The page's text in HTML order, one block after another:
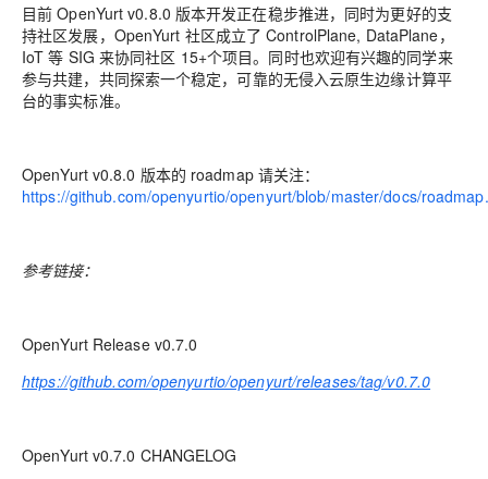
目前 OpenYurt v0.8.0 版本开发正在稳步推进，同时为更好的支
持社区发展，OpenYurt 社区成立了ControlPlane, DataPlane，
IoT等 SIG 来协同社区 15+个项目。同时也欢迎有兴趣的同学来
参与共建，共同探索一个稳定，可靠的无侵入云原生边缘计算平
台的事实标准。
OpenYurt v0.8.0 版本的 roadmap 请关注：
https://github.com/openyurtio/openyurt/blob/master/docs/
参考链接：
OpenYurt Release v0.7.0
https://github.com/openyurtio/openyurt/releases/tag/v0.7.0
OpenYurt v0.7.0 CHANGELOG